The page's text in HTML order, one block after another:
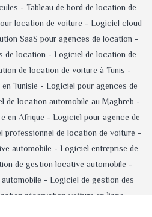
- Tableau de bord de location de
location de voiture - Logiciel cloud
SaaS pour agences de location -
de location - Logiciel de location de
de location de voiture à Tunis -
Tunisie - Logiciel pour agences de
de location automobile au Maghreb -
en Afrique - Logiciel pour agence de
professionnel de location de voiture -
automobile - Logiciel entreprise de
de gestion locative automobile -
- Logiciel de gestion des
réservation voiture en ligne -